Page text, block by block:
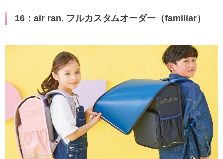
16：air ran. フルカスタムオーダー（familiar）